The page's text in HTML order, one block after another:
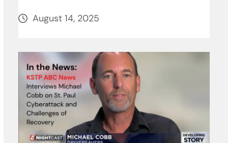
August 14, 2025